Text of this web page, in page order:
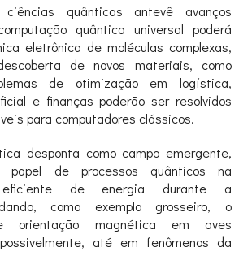
quânticas antevê avanços
quântica universal poderá
eletrônica de moléculas complexas,
de novos materiais, como
de otimização em logística,
e finanças poderão ser resolvidos
para computadores clássicos.
desponta como campo emergente,
papel de processos quânticos na
eficiente de energia durante a
como exemplo grosseiro, o
orientação magnética em aves
até em fenômenos da